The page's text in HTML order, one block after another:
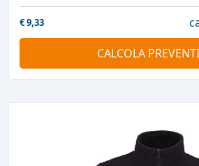
€9,33
CALCOLA